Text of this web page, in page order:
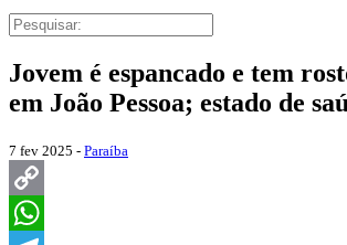
Jovem é espancado e tem
em João Pessoa; estado de
7 fev 2025 - Paraíba
Copy